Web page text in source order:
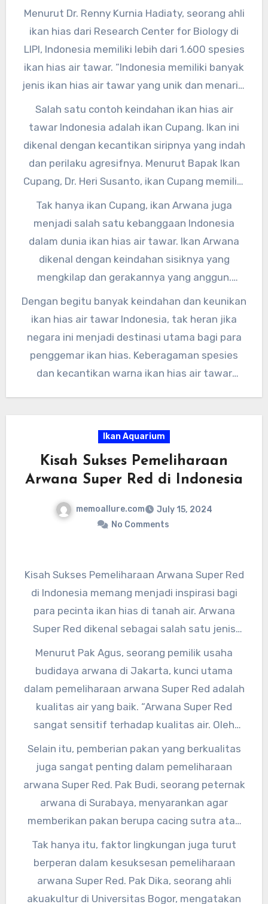
membuat negara ini menjadi surganya para
penggemar ikan hias. Keindahan warna-warni
ikan hias air tawar Indonesia sungguh
memukau dan tak bisa diabaikan.
Menurut Dr. Renny Kurnia Hadiaty, seorang ahli
ikan hias dari Research Center for Biology di
LIPI, Indonesia memiliki lebih dari 1.600 spesies
ikan hias air tawar. “Indonesia memiliki banyak
jenis ikan hias air tawar yang unik dan menarik.
Keanekaragaman ikan ini menjadi daya tarik
bagi para pecinta ikan hias di seluruh dunia,”
ujar Dr. Renny.
Salah satu contoh keindahan ikan hias air
tawar Indonesia adalah ikan Cupang. Ikan ini
dikenal dengan kecantikan siripnya yang indah
dan perilaku agresifnya. Menurut Bapak Ikan
Cupang, Dr. Heri Susanto, ikan Cupang memiliki
keunikan dalam cara mereka berinteraksi satu
sama lain. “Ikan Cupang jantan sangat agresif
terhadap sesamanya, namun begitu indah saat
berenang sendirian di dalam akuarium,” kata Dr.
Heri.
Tak hanya ikan Cupang, ikan Arwana juga
menjadi salah satu kebanggaan Indonesia
dalam dunia ikan hias air tawar. Ikan Arwana
dikenal dengan keindahan sisiknya yang
mengkilap dan gerakannya yang anggun.
Menurut Dr. Arwana, seorang pakar ikan
Arwana, ikan ini menjadi simbol keberuntungan
bagi pemiliknya. “Ikan Arwana dipercaya
membawa keberuntungan dan kemakmuran
bagi pemiliknya. Kecantikan dan keunikan ikan
Dengan begitu banyak keindahan dan keunikan
ikan hias air tawar Indonesia, tak heran jika
negara ini menjadi destinasi utama bagi para
penggemar ikan hias. Keberagaman spesies
dan kecantikan warna ikan hias air tawar
melestarikan ikan hias air tawar yang menjadi
kebanggaan kita.
Ikan Aquarium
Kisah Sukses Pemeliharaan
Arwana Super Red di Indonesia
memoallure.com
July 15, 2024
No Comments
Kisah Sukses Pemeliharaan Arwana Super Red
di Indonesia memang menjadi inspirasi bagi
para pecinta ikan hias di tanah air. Arwana
Super Red dikenal sebagai salah satu jenis
arwana yang sangat langka dan memiliki harga
jual yang tinggi. Namun, dengan perawatan
yang tepat, arwana ini dapat tumbuh dengan
baik dan menghasilkan warna merah yang
memukau.
Menurut Pak Agus, seorang pemilik usaha
budidaya arwana di Jakarta, kunci utama
dalam pemeliharaan arwana Super Red adalah
kualitas air yang baik. “Arwana Super Red
sangat sensitif terhadap kualitas air. Oleh
karena itu, kita harus rajin mengganti air dan
memastikan pH dan suhu air selalu stabil,” ujar
Pak Agus.
Selain itu, pemberian pakan yang berkualitas
juga sangat penting dalam pemeliharaan
arwana Super Red. Pak Budi, seorang peternak
arwana di Surabaya, menyarankan agar
memberikan pakan berupa cacing sutra atau
udang kecil secara teratur. “Arwana Super Red
adalah pemakan daging, jadi kita harus
memberikan pakan yang mengandung protein
tinggi agar pertumbuhannya optimal,” kata Pak
Tak hanya itu, faktor lingkungan juga turut
berperan dalam kesuksesan pemeliharaan
arwana Super Red. Pak Dika, seorang ahli
akuakultur di Universitas Bogor, mengatakan